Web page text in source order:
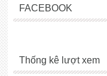
FACEBOOK
Thống kê lượt xem